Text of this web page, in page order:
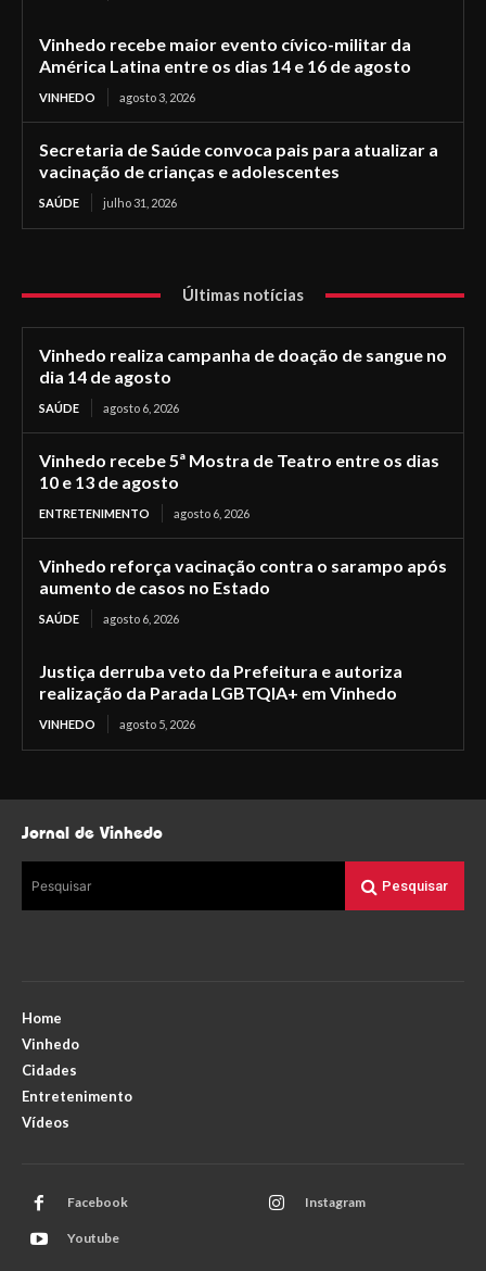
Vinhedo recebe maior evento cívico-militar da
América Latina entre os dias 14 e 16 de agosto
VINHEDO agosto 3, 2026
Secretaria de Saúde convoca pais para atualizar a
vacinação de crianças e adolescentes
SAÚDE julho 31, 2026
Últimas notícias
Vinhedo realiza campanha de doação de sangue no
dia 14 de agosto
SAÚDE agosto 6, 2026
Vinhedo recebe 5ª Mostra de Teatro entre os dias
10 e 13 de agosto
ENTRETENIMENTO agosto 6, 2026
Vinhedo reforça vacinação contra o sarampo após
aumento de casos no Estado
SAÚDE agosto 6, 2026
Justiça derruba veto da Prefeitura e autoriza
realização da Parada LGBTQIA+ em Vinhedo
VINHEDO agosto 5, 2026
Jornal de Vinhedo
Pesquisar Pesquisar
Home
Vinhedo
Cidades
Entretenimento
Vídeos
Facebook Instagram
Youtube